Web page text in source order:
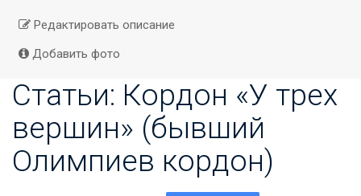
Редактировать описание
Добавить фото
Статьи: Кордон «У трех
вершин» (бывший
Олимпиев кордон)